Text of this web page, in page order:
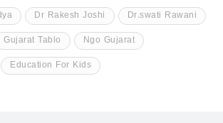
Dr Rakesh Joshi Dr.swati Rawani
Gujarat Tablo Ngo Gujarat
Education For Kids